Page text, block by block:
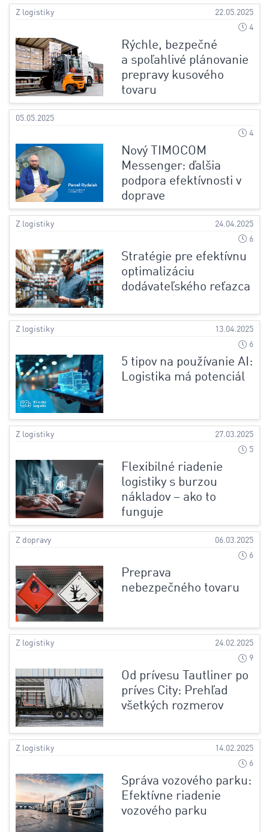
Z logistiky
22.05.2025
4
Rýchle, bezpečné
a spoľahlivé plánovanie
prepravy kusového
tovaru
05.05.2025
4
Nový TIMOCOM
Messenger: ďalšia
podpora efektívnosti v
doprave
Z logistiky
24.04.2025
6
Stratégie pre efektívnu
optimalizáciu
dodávateľského reťazca
Z logistiky
13.04.2025
6
5 tipov na používanie AI:
Logistika má potenciál
Z logistiky
27.03.2025
5
Flexibilné riadenie
logistiky s burzou
nákladov – ako to
funguje
Z dopravy
06.03.2025
6
Preprava
nebezpečného tovaru
Z logistiky
24.02.2025
9
Od prívesu Tautliner po
príves City: Prehľad
všetkých rozmerov
Z logistiky
14.02.2025
6
Správa vozového parku:
Efektívne riadenie
vozového parku